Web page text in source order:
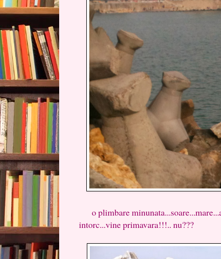
o plimbare
intorc...vine primavara!!!.. nu???